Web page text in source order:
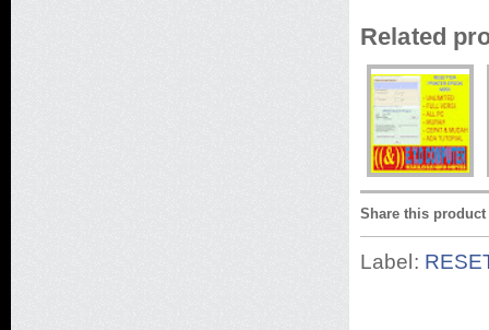
Related
Share this product
Label: